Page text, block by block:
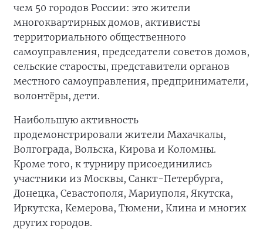
чем 50 городов России: это жители
многоквартирных домов, активисты
территориального общественного
самоуправления, председатели советов домов,
сельские старосты, представители органов
местного самоуправления, предприниматели,
волонтёры, дети.
Наибольшую активность
продемонстрировали жители Махачкалы,
Волгограда, Вольска, Кирова и Коломны.
Кроме того, к турниру присоединились
участники из Москвы, Санкт-Петербурга,
Донецка, Севастополя, Мариуполя, Якутска,
Иркутска, Кемерова, Тюмени, Клина и многих
других городов.